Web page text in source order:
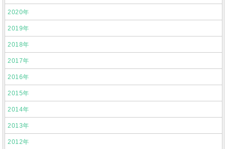
2020年
2019年
2018年
2017年
2016年
2015年
2014年
2013年
2012年